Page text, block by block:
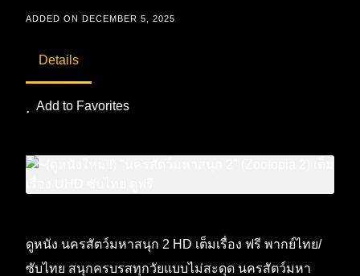
ADDED ON DECEMBER 5, 2025
Details
Add to Favorites
ดูหนัง นครสัตว์มหาสนุก 2 HD เต็มเรื่อง ฟรี พากย์ไทย/
ซับไทย สนุกครบรสทุกวัยแบบไม่สะดุด นครสัตว์มหา